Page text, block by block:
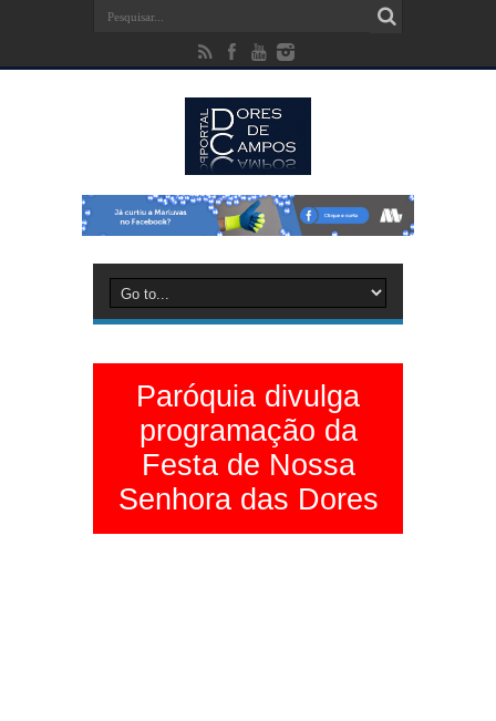
Paróquia divulga
programação da
Festa de Nossa
Senhora das Dores